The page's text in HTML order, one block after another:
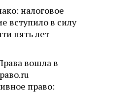
налоговое
вступило в силу
пять лет
вошла в
право: